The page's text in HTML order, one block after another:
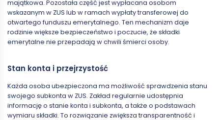
majątkowa. Pozostała część jest wypłacana osobom
wskazanym w ZUS lub w ramach wypłaty transferowej do
otwartego funduszu emerytalnego. Ten mechanizm daje
rodzinie większe bezpieczeństwo i poczucie, że składki
emerytalne nie przepadają w chwili śmierci osoby.
Stan konta i przejrzystość
Każda osoba ubezpieczona ma możliwość sprawdzenia stanu
swojego subkonta w ZUS. Zakład regularnie udostępnia
informację o stanie konta i subkonta, a także o podstawach
wymiaru składki. To rozwiązanie zwiększa transparentność i